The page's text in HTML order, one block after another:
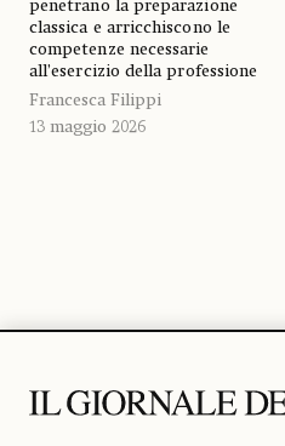
penetrano la preparazione
classica e arricchiscono le
competenze necessarie
all’esercizio della professione
Francesca Filippi
13 maggio 2026